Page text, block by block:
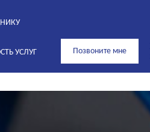
УСЛУГ Позвоните мне